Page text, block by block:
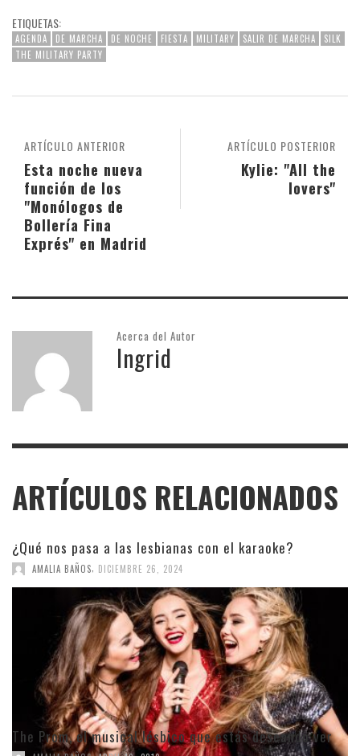
ETIQUETAS:
AGENDA DE MARCHA DE NOCHE FIESTA MILITARY SALIR DE MARCHA
SILK
THE MILITARY PARTY
ARTÍCULO POSTERIOR
Kylie: "All the
lovers"
ARTÍCULO ANTERIOR
Esta noche nueva
función de los
"Monólogos de
Bollería Fina
Exprés" en Madrid
Acerca del Autor
Ingrid
ARTÍCULOS RELACIONADOS
¿Qué nos pasa a las lesbianas con el karaoke?
AMALIA BAÑOS DICIEMBRE 26, 2024
The Prom, el musical lésbico que estás deseando ver